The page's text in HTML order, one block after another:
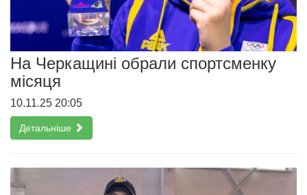
На Черкащині обрали спортсменку
місяця
10.11.25 20:05
Детальніше